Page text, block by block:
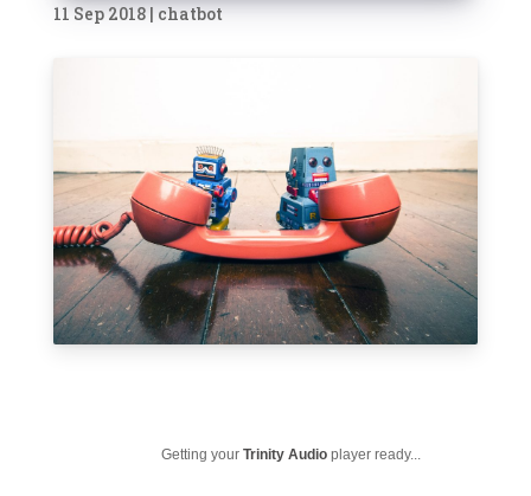
11 Sep 2018|chatbot
Getting yourTrinity Audio player ready...